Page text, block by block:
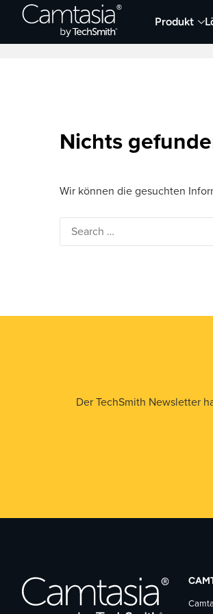
Direkt
Produkt
Neueste Artikel
Nichts
Wir können die gesuchten
Der TechSmith Newsletter